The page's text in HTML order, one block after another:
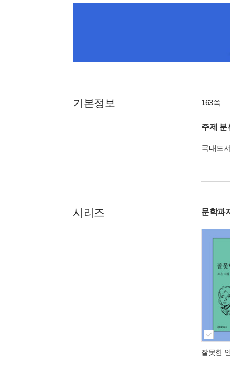
기본정보 163쪽
주제 분
국내도
시리즈 문학과
잘못한